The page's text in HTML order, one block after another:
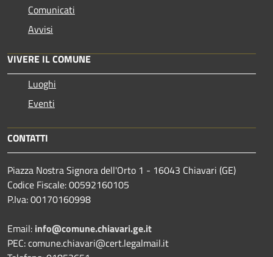
Comunicati
Avvisi
VIVERE IL COMUNE
Luoghi
Eventi
CONTATTI
Piazza Nostra Signora dell'Orto 1 - 16043 Chiavari (GE)
Codice Fiscale: 00592160105
P.Iva: 00170160998
Email: info@comune.chiavari.ge.it
PEC: comune.chiavari@cert.legalmail.it